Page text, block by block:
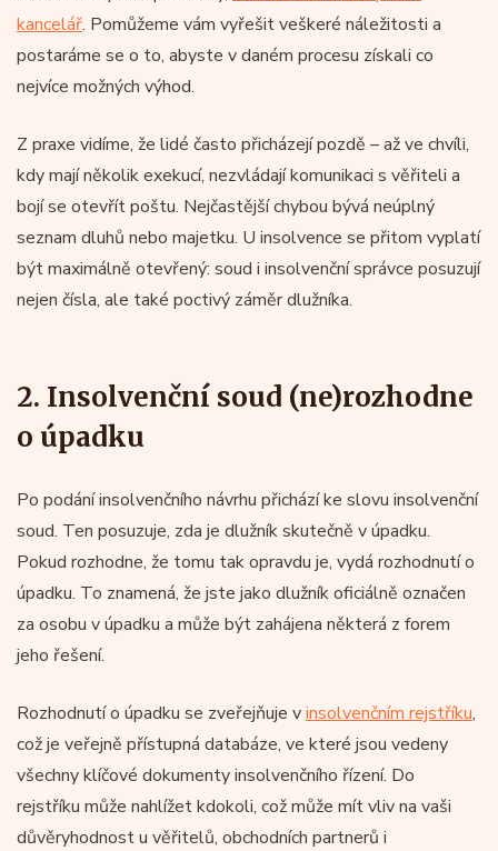
kancelář. Pomůžeme vám vyřešit veškeré náležitosti a
postaráme se o to, abyste v daném procesu získali co
nejvíce možných výhod.
Z praxe vidíme, že lidé často přicházejí pozdě – až ve chvíli,
kdy mají několik exekucí, nezvládají komunikaci s věřiteli a
bojí se otevřít poštu. Nejčastější chybou bývá neúplný
seznam dluhů nebo majetku. U insolvence se přitom vyplatí
být maximálně otevřený: soud i insolvenční správce posuzují
nejen čísla, ale také poctivý záměr dlužníka.
2. Insolvenční soud (ne)rozhodne
o úpadku
Po podání insolvenčního návrhu přichází ke slovu insolvenční
soud. Ten posuzuje, zda je dlužník skutečně v úpadku.
Pokud rozhodne, že tomu tak opravdu je, vydá rozhodnutí o
úpadku. To znamená, že jste jako dlužník oficiálně označen
za osobu v úpadku a může být zahájena některá z forem
jeho řešení.
Rozhodnutí o úpadku se zveřejňuje vinsolvenčním rejstříku,
což je veřejně přístupná databáze, ve které jsou vedeny
všechny klíčové dokumenty insolvenčního řízení. Do
rejstříku může nahlížet kdokoli, což může mít vliv na vaši
důvěryhodnost u věřitelů, obchodních partnerů i